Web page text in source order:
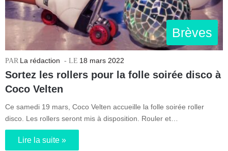
Brèves
La rédaction 18 mars 2022
Sortez les rollers pour la folle soirée disco à
Coco Velten
Ce samedi 19 mars, Coco Velten accueille la folle soirée roller
disco. Les rollers seront mis à disposition. Rouler et…
Lire la suite »